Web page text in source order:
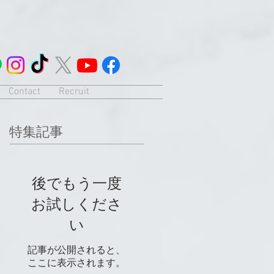
Contact Recruit
特集記事
後でもう一度
お試しくださ
い
記事が公開されると、
ここに表示されます。